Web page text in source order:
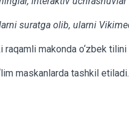
suratga olib, ularni
makonda o‘zbek
maskanlarda tashkil